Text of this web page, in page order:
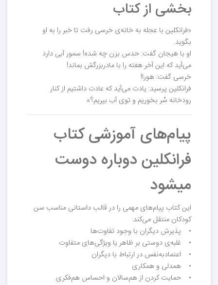
بخشی از کتاب
«فرانکلین با عجله به خانه‌ی خرسی رفت تا خبر را به او
بگوید.
او با هیجان گفت: حدس بزن چه شده! سمور آبی دارد
می‌آید که این آخر هفته را با مادربزرگش بماند!
خرسی گفت: هورا!
فرانکلین پرسید: یادت می‌آید که عادت داشتیم از کنار
رودخانه سُر بخوریم و توی آب بپریم؟»
پیام‌های آموزشی کتاب
فرانکلین دوباره دوست
میشود
این کتاب پیام‌های مهمی را در قالب داستانی مناسب سن
کودکان منتقل می‌کند:
• پذیرش دیگران با وجود تفاوت‌ها
• غلبه‌ی دوستی بر ظاهر یا ویژگی‌های متفاوت
• اعتمادبه‌نفس در ارتباط با دیگران
• همدلی و همکاری
• حمایت کردن از هم‌سالان و احساس هم‌فکری.